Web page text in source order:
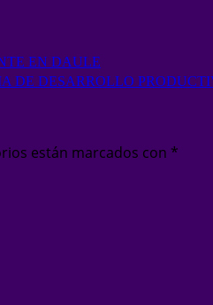
EN DAULE
DE DESARROLLO
están marcados con *